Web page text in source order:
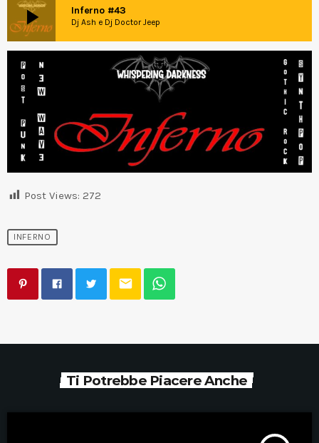
play_arrow Inferno #43
Dj Ash e Dj Doctor Jeep
Post Views: 272
INFERNO
email
Ti Potrebbe Piacere Anche